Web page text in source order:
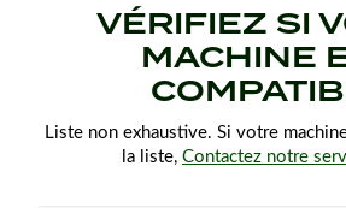
VÉRIFIEZ SI
MACHINE
Liste non exhaustive. Si votre
la liste, Contactez notre